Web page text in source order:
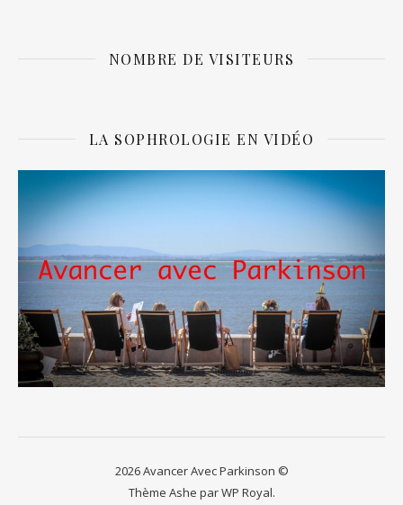
NOMBRE DE VISITEURS
LA SOPHROLOGIE EN VIDÉO
2026 Avancer Avec Parkinson ©
Thème Ashe parWP Royal.